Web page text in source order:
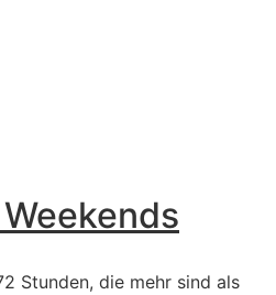
Stunden, die mehr sind als